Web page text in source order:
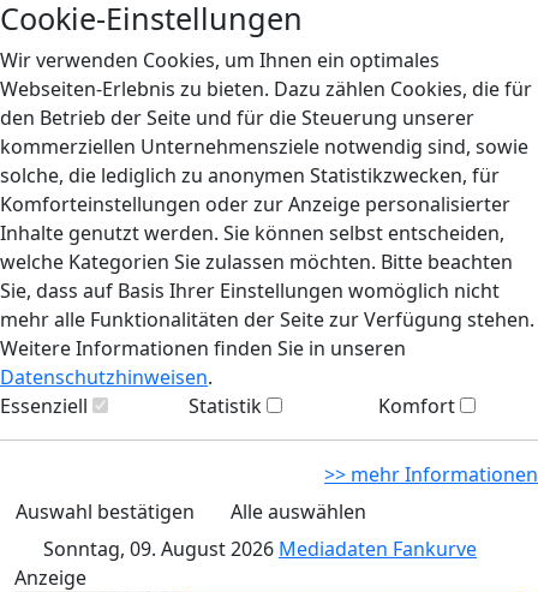
Cookie-Einstellungen
Wir verwenden Cookies, um Ihnen ein optimales
Webseiten-Erlebnis zu bieten. Dazu zählen Cookies, die für
den Betrieb der Seite und für die Steuerung unserer
kommerziellen Unternehmensziele notwendig sind, sowie
solche, die lediglich zu anonymen Statistikzwecken, für
Komforteinstellungen oder zur Anzeige personalisierter
Inhalte genutzt werden. Sie können selbst entscheiden,
welche Kategorien Sie zulassen möchten. Bitte beachten
Sie, dass auf Basis Ihrer Einstellungen womöglich nicht
mehr alle Funktionalitäten der Seite zur Verfügung stehen.
Weitere Informationen finden Sie in unseren
Datenschutzhinweisen.
Essenziell
Statistik Komfort
>> mehr Informationen
Auswahl bestätigen
Alle auswählen
Sonntag, 09. August 2026 Mediadaten Fankurve
Anzeige